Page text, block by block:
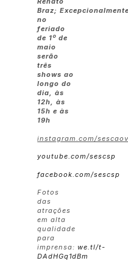
Braz;
no
feriado
de 1º de
maio
serão
três
shows ao
longo do
dia, às
12h, às
15h e às
19h
instagram.com/
youtube.com/sescsp
facebook.com/sescsp
Fotos
das
atrações
em alta
qualidade
para
imprensa: we.tl/t-
DAdHGq1dBm